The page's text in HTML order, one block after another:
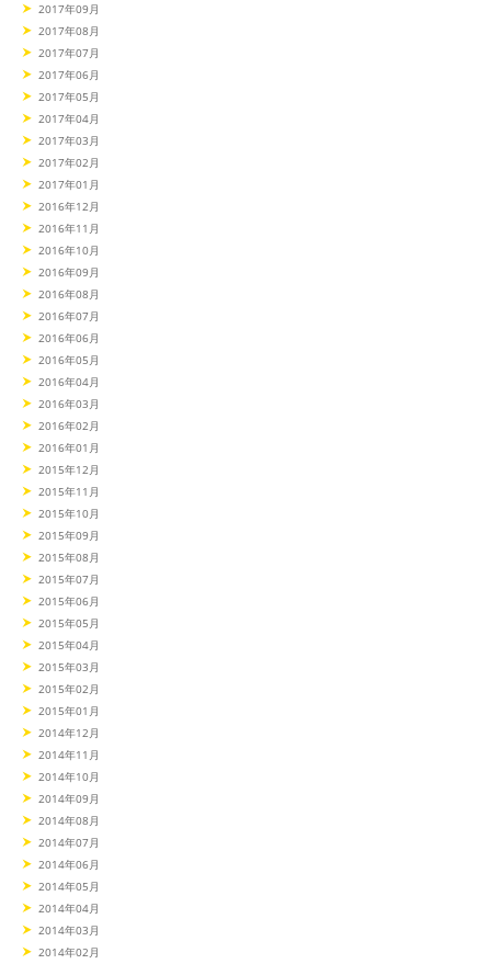
2017年09月
2017年08月
2017年07月
2017年06月
2017年05月
2017年04月
2017年03月
2017年02月
2017年01月
2016年12月
2016年11月
2016年10月
2016年09月
2016年08月
2016年07月
2016年06月
2016年05月
2016年04月
2016年03月
2016年02月
2016年01月
2015年12月
2015年11月
2015年10月
2015年09月
2015年08月
2015年07月
2015年06月
2015年05月
2015年04月
2015年03月
2015年02月
2015年01月
2014年12月
2014年11月
2014年10月
2014年09月
2014年08月
2014年07月
2014年06月
2014年05月
2014年04月
2014年03月
2014年02月